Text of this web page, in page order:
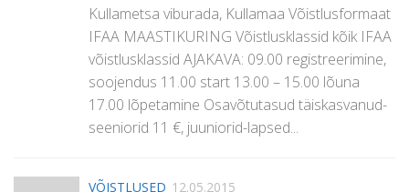
Kullametsa viburada, Kullamaa Võistlusformaat
IFAA MAASTIKURING Võistlusklassid kõik IFAA
võistlusklassid AJAKAVA: 09.00 registreerimine,
soojendus 11.00 start 13.00 – 15.00 lõuna
17.00 lõpetamine Osavõtutasud täiskasvanud-
seeniorid 11 €, juuniorid-lapsed...
VÕISTLUSED 12.05.2015